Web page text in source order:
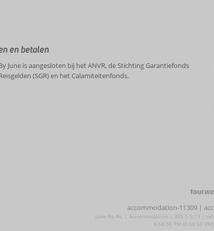
en betalen
June is aangesloten bij het ANVR, de Stichting Garantiefonds
(SGR) en het Calamiteitenfonds.
accommodation-11309 |
june-NL-NL | Accommodation | 380.0.0.13 |
8:58:56 PM (8:58:55